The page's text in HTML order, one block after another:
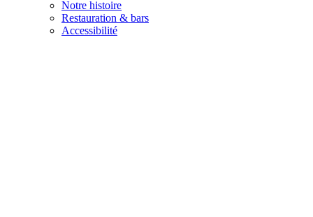
Notre histoire
Restauration & bars
Accessibilité